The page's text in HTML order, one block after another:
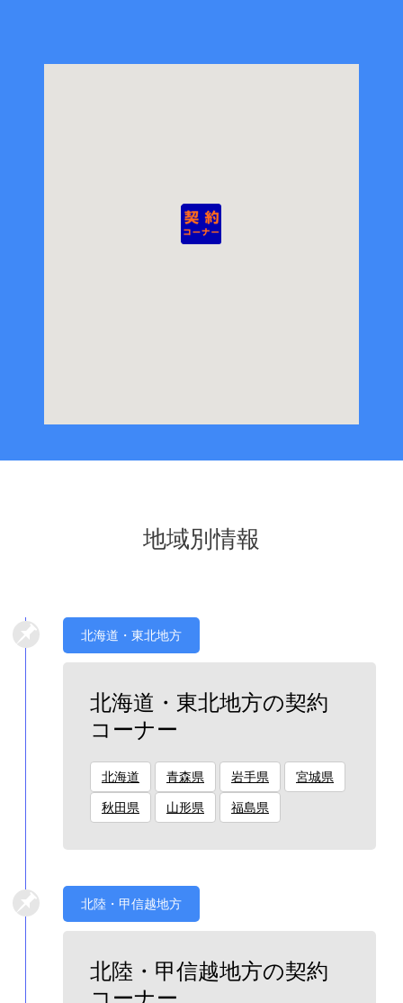
地域別情報
北海道・東北地方
北海道・東北地方の契約
コーナー
北海道 青森県 岩手県 宮城県
秋田県 山形県 福島県
北陸・甲信越地方
北陸・甲信越地方の契約
コーナー